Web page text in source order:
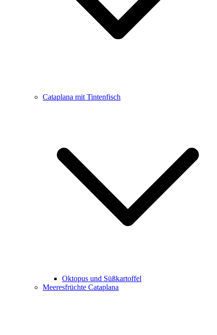
Cataplana mit Tintenfisch
Oktopus und Süßkartoffel
Meeresfrüchte Cataplana